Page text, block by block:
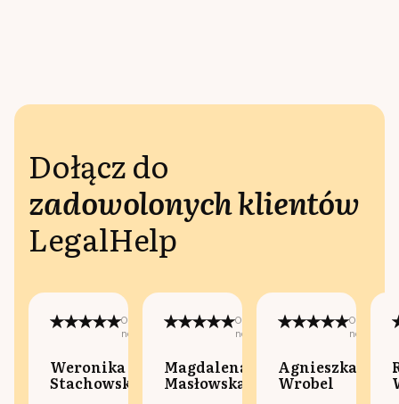
Dołącz do
zadowolonych klientów
LegalHelp
Opublikowano
na:
Weronika
Stachowska
Opublikowano
na:
Magdalena
Masłowska
na:
Agnieszka
Wrobel